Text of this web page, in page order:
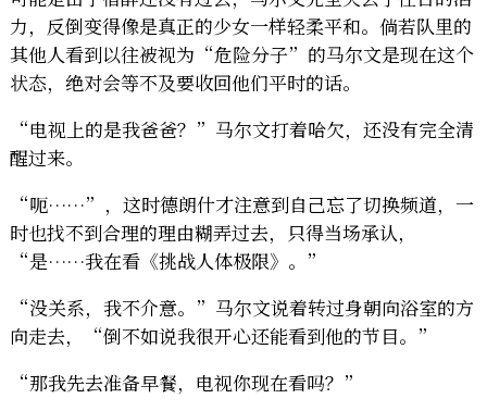
力，反倒变得像是真正的少女一样轻柔平和。倘若队里的
其他人看到以往被视为“危险分子”的马尔文是现在这个
状态，绝对会等不及要收回他们平时的话。
“电视上的是我爸爸？”马尔文打着哈欠，还没有完全清
醒过来。
“呃……”，这时德朗什才注意到自己忘了切换频道，一
时也找不到合理的理由糊弄过去，只得当场承认，
“是……我在看《挑战人体极限》。”
“没关系，我不介意。”马尔文说着转过身朝向浴室的方
向走去，“倒不如说我很开心还能看到他的节目。”
“那我先去准备早餐，电视你现在看吗？”